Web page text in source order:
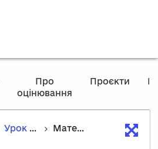
Про
оцінювання
Проєкти
Урок 9. Синоніми. Синонімічний ряд. Роль синонімів у мовленні. Використання синонімів. Словник синонімів Матеріали курсу